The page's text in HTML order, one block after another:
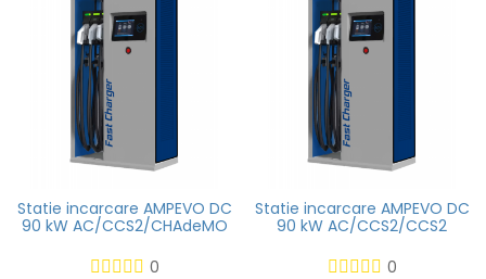
Statie incarcare AMPEVO DC
90 kW AC/CCS2/CHAdeMO
0
Statie incarcare AMPEVO DC
90 kW AC/CCS2/CCS2
0